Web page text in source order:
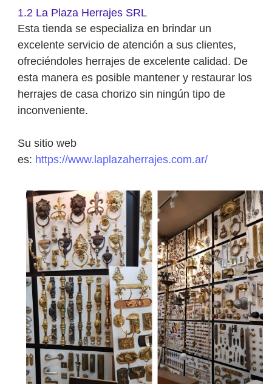
1.2 La Plaza Herrajes SRL
Esta tienda se especializa en brindar un
excelente servicio de atención a sus clientes,
ofreciéndoles herrajes de excelente calidad. De
esta manera es posible mantener y restaurar los
herrajes de casa chorizo sin ningún tipo de
inconveniente.
Su sitio web
es: https://www.laplazaherrajes.com.ar/